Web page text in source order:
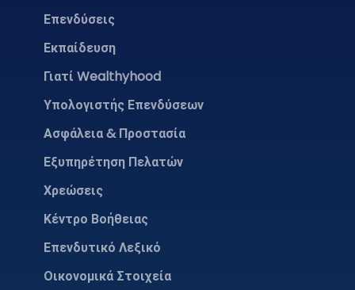
Επενδύσεις
Εκπαίδευση
Γιατί Wealthyhood
Υπολογιστής Επενδύσεων
Ασφάλεια & Προστασία
Εξυπηρέτηση Πελατών
Χρεώσεις
Κέντρο Βοήθειας
Επενδυτικό Λεξικό
Οικονομικά Στοιχεία